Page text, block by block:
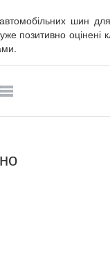
шин для
позитивно оцінені